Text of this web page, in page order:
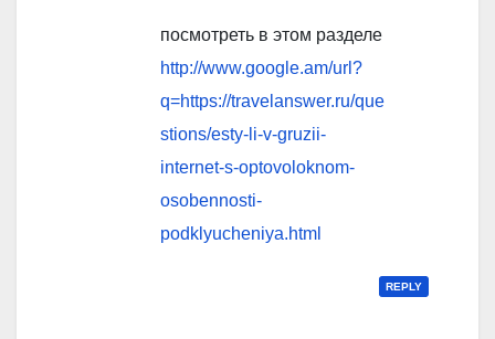
посмотреть в этом разделе
http://www.google.am/url?
q=https://travelanswer.ru/que
stions/esty-li-v-gruzii-
internet-s-optovoloknom-
osobennosti-
podklyucheniya.html
REPLY